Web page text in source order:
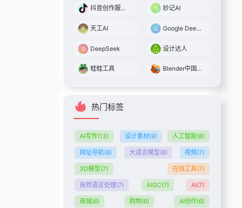
抖音创作服务平台 妙记AI
天工AI Google DeepMind
DeepSeek 设计达人
蛙蛙工具 Blender中国社区
热门标签
AI写作(13) 设计素材(9) 人工智能(8)
网址导航(8) 大语言模型(8) 视频(7)
3D模型(7) 在线工具(7)
自然语言处理(7) AIGC(7) AI(7)
商城(6) 购物(6) AI创作(6)